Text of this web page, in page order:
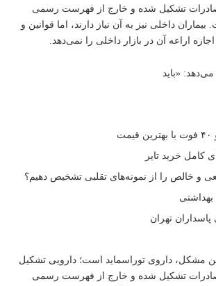
تشکیل شده و خارج از فهرست رسمی
داخلی نیز به آن نیاز دارند، اما قوانین و
اراعه آن در بازار داخلی را نمی‌دهد.
«باید
و خالص را از نمونه‌های تقلبی تشخیص دهیم؟
تهران
مشکل، داروی توراسماید است؛ دارویی تشکیل
تشکیل شده و خارج از فهرست رسمی